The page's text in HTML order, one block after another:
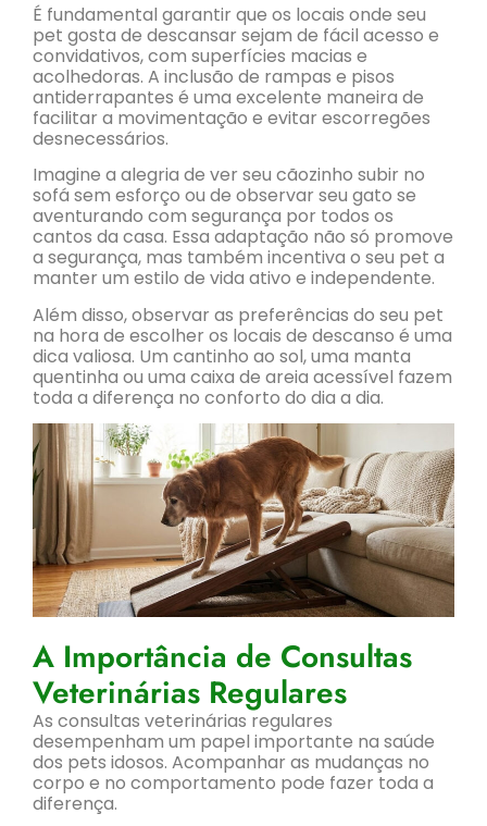
É fundamental garantir que os locais onde seu
pet gosta de descansar sejam de fácil acesso e
convidativos, com superfícies macias e
acolhedoras. A inclusão de rampas e pisos
antiderrapantes é uma excelente maneira de
facilitar a movimentação e evitar escorregões
desnecessários.
Imagine a alegria de ver seu cãozinho subir no
sofá sem esforço ou de observar seu gato se
aventurando com segurança por todos os
cantos da casa. Essa adaptação não só promove
a segurança, mas também incentiva o seu pet a
manter um estilo de vida ativo e independente.
Além disso, observar as preferências do seu pet
na hora de escolher os locais de descanso é uma
dica valiosa. Um cantinho ao sol, uma manta
quentinha ou uma caixa de areia acessível fazem
toda a diferença no conforto do dia a dia.
A Importância de Consultas
Veterinárias Regulares
As consultas veterinárias regulares
desempenham um papel importante na saúde
dos pets idosos. Acompanhar as mudanças no
corpo e no comportamento pode fazer toda a
diferença.